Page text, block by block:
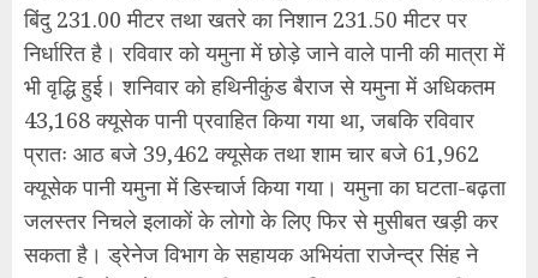
बिंदु 231.00 मीटर तथा खतरे का निशान 231.50 मीटर पर
निर्धारित है। रविवार को यमुना में छोड़े जाने वाले पानी की मात्रा में
भी वृद्धि हुई। शनिवार को हथिनीकुंड बैराज से यमुना में अधिकतम
43,168 क्यूसेक पानी प्रवाहित किया गया था, जबकि रविवार
प्रातः आठ बजे 39,462 क्यूसेक तथा शाम चार बजे 61,962
क्यूसेक पानी यमुना में डिस्चार्ज किया गया। यमुना का घटता-बढ़ता
जलस्तर निचले इलाकों के लोगो के लिए फिर से मुसीबत खड़ी कर
सकता है। ड्रेनेज विभाग के सहायक अभियंता राजेन्द्र सिंह ने